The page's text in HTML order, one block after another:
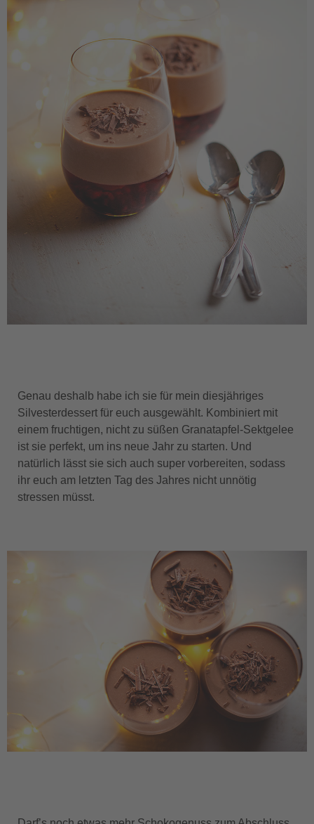
Genau deshalb habe ich sie für mein diesjähriges
Silvesterdessert für euch ausgewählt. Kombiniert mit
einem fruchtigen, nicht zu süßen Granatapfel-Sektgelee
ist sie perfekt, um ins neue Jahr zu starten. Und
natürlich lässt sie sich auch super vorbereiten, sodass
ihr euch am letzten Tag des Jahres nicht unnötig
stressen müsst.